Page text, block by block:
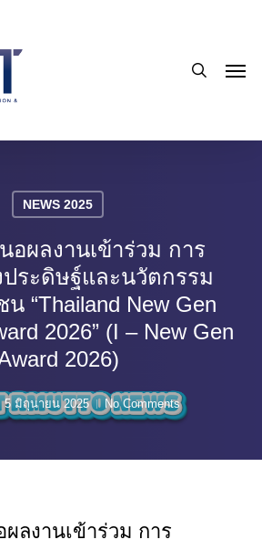
NEWS 2025
อผลงานเข้าร่วม การ
ระดิษฐ์และนวัตกรรม
น “Thailand New Gen
2026” (I – New Gen
2026)
5 มิถุนายน 2025 No Comments
ลงานเข้าร่วม การ